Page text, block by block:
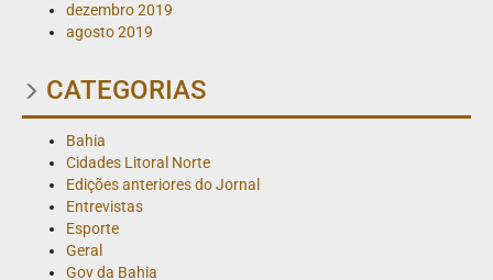
dezembro 2019
agosto 2019
CATEGORIAS
Bahia
Cidades Litoral Norte
Edições anteriores do Jornal
Entrevistas
Esporte
Geral
Gov da Bahia